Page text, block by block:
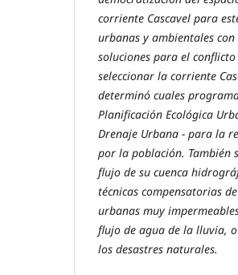
corriente Cascavel para
urbanas y ambientales
soluciones para el
seleccionar la corriente
determinó cuales
Planificación Ecológica
Drenaje Urbana - para la
por la población. También
flujo de su cuenca
técnicas compensatorias
urbanas muy
flujo de agua de la lluvia,
los desastres naturales.